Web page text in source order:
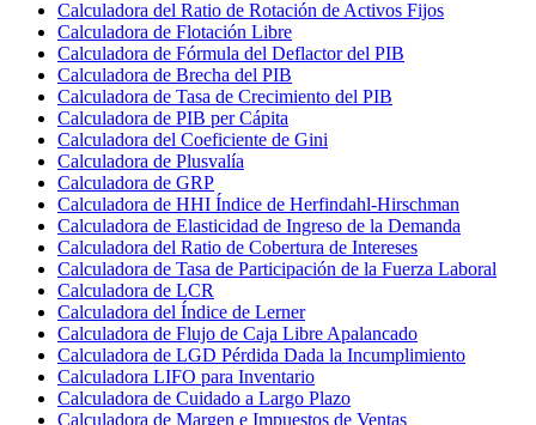
Calculadora del Ratio de Rotación de Activos Fijos
Calculadora de Flotación Libre
Calculadora de Fórmula del Deflactor del PIB
Calculadora de Brecha del PIB
Calculadora de Tasa de Crecimiento del PIB
Calculadora de PIB per Cápita
Calculadora del Coeficiente de Gini
Calculadora de Plusvalía
Calculadora de GRP
Calculadora de HHI Índice de Herfindahl-Hirschman
Calculadora de Elasticidad de Ingreso de la Demanda
Calculadora del Ratio de Cobertura de Intereses
Calculadora de Tasa de Participación de la Fuerza Laboral
Calculadora de LCR
Calculadora del Índice de Lerner
Calculadora de Flujo de Caja Libre Apalancado
Calculadora de LGD Pérdida Dada la Incumplimiento
Calculadora LIFO para Inventario
Calculadora de Cuidado a Largo Plazo
Calculadora de Margen e Impuestos de Ventas